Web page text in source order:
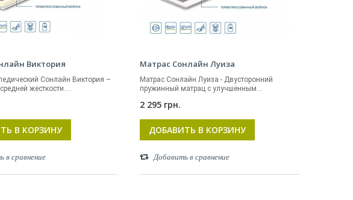
Виктория
Сонлайн Виктория –
жесткости....
В КОРЗИНУ
в сравнение
Матрас Сонлайн Луиза
Матрас Сонлайн Луиза - Двусторонний
пружинный матрац с улучшенным...
2 295 грн.
ДОБАВИТЬ В КОРЗИНУ
Добавить в сравнение